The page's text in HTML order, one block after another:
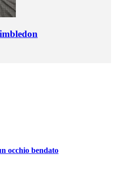
occhio bendato